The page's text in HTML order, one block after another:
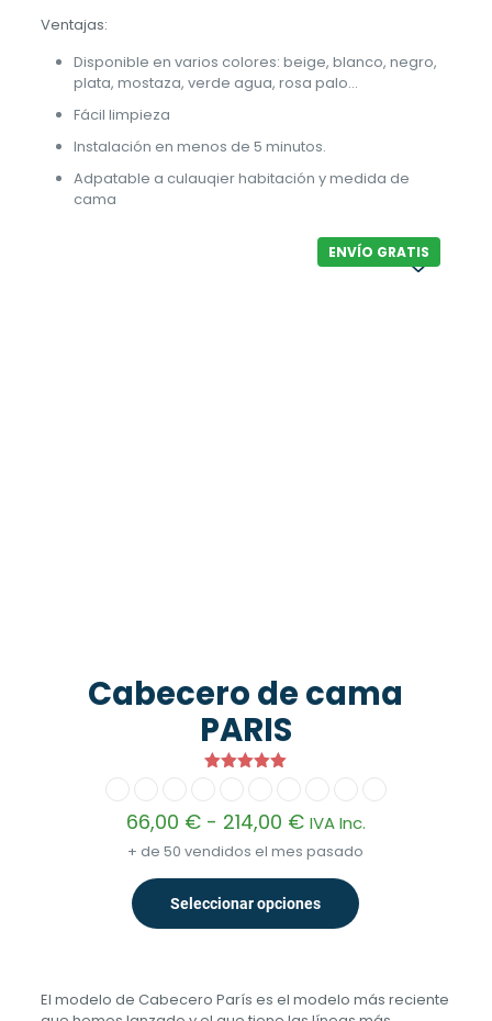
Ventajas:
Disponible en varios colores: beige, blanco, negro,
plata, mostaza, verde agua, rosa palo…
Fácil limpieza
Instalación en menos de 5 minutos.
Adpatable a culauqier habitación y medida de
cama
ENVÍO GRATIS
Cabecero de cama
PARIS
5.00
de 5
66,00 € - 214,00 €Rango
precios:
desde
66,00 €
hasta
IVA Inc.
+ de 50 vendidos el mes pasado
Seleccionar opciones
Este
producto
variantes.
Las
El modelo de Cabecero París es el modelo más reciente